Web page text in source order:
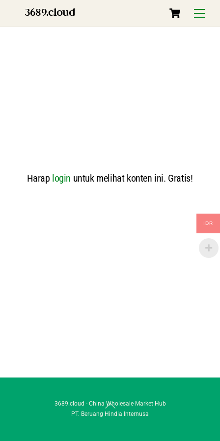
content
Menu
Cart
3689.cloud
Harap login untuk melihat konten ini. Gratis!
Back
To
3689.cloud - China Wholesale Market Hub
PT. Beruang Hindia Internusa
IDR